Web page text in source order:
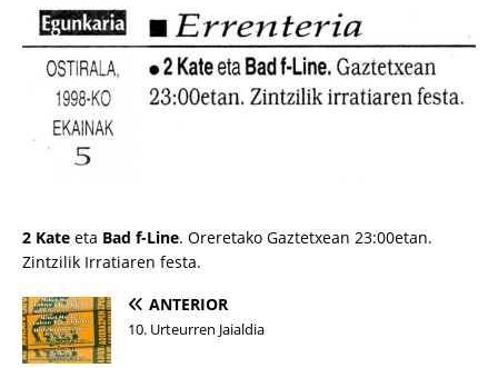
2 Kate eta Bad f-Line. Oreretako Gaztetxean 23:00etan.
Zintzilik Irratiaren festa.
ANTERIOR
10. Urteurren Jaialdia